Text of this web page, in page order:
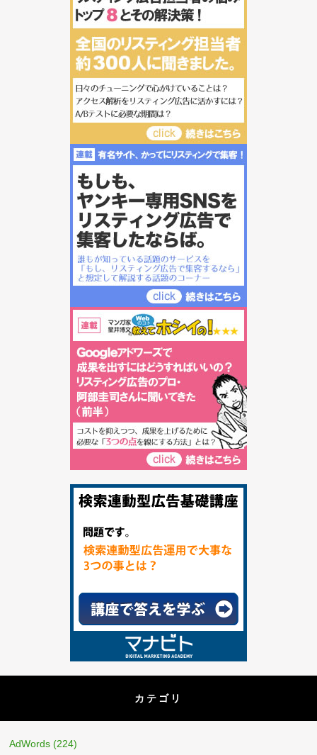
カテゴリ
AdWords (224)